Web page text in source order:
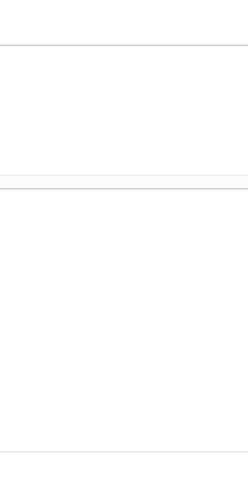
Volodymyr Zelensky
Goga, înlăturat din Iași